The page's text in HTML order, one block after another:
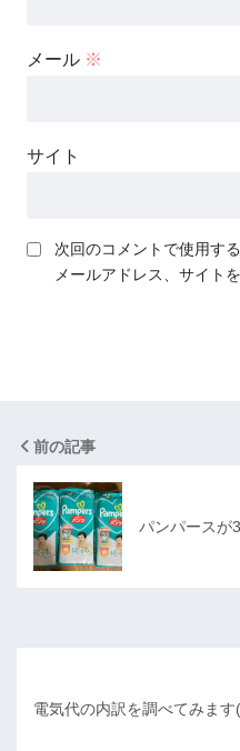
メール ※
サイト
次回のコメントで使用す
メールアドレス、サイト
前の記事
パンパースが
電気代の内訳を調べてみま